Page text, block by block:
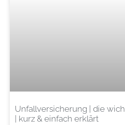
Unfallversicherung | die
| kurz & einfach erklärt